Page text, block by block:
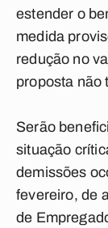
estender o
medida
redução no
proposta não
Serão
situação
demissões
fevereiro, de
de